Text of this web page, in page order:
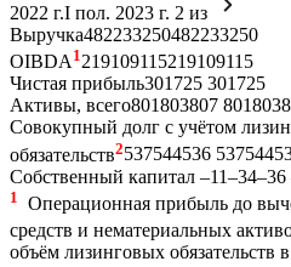
2022 г.I пол. 2023 г. 2 из
Выручка482233250482233250
OIBDA 1 219109115219109115
Чистая прибыль301725 301725
Активы, всего801803807 801803
Совокупный долг с учётом
обязательств2537544536 537544
Собственный капитал –11–34–36
1
Операционная прибыль до
средств и нематериальных
объём лизинговых обязательств